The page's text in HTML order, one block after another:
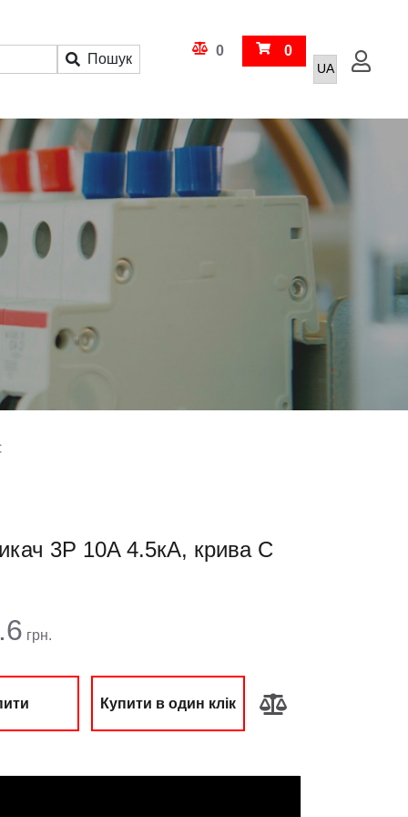
Пошук
Порівняння
0 Кошик
0
Увійти
3Р 10A 4.5кА, крива C
грн.
Купити в один клік